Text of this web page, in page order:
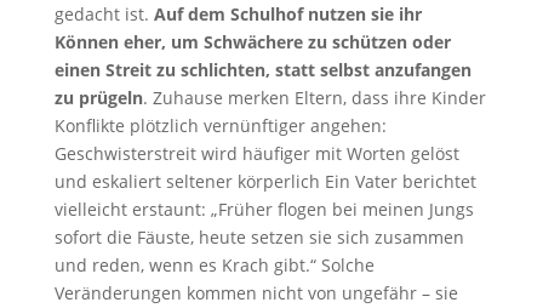
gedacht ist. Auf dem Schulhof nutzen sie ihr
Können eher, um Schwächere zu schützen oder
einen Streit zu schlichten, statt selbst anzufangen
zu prügeln. Zuhause merken Eltern, dass ihre Kinder
Konflikte plötzlich vernünftiger angehen:
Geschwisterstreit wird häufiger mit Worten gelöst
und eskaliert seltener körperlich Ein Vater berichtet
vielleicht erstaunt: „Früher flogen bei meinen Jungs
sofort die Fäuste, heute setzen sie sich zusammen
und reden, wenn es Krach gibt.“ Solche
Veränderungen kommen nicht von ungefähr – sie